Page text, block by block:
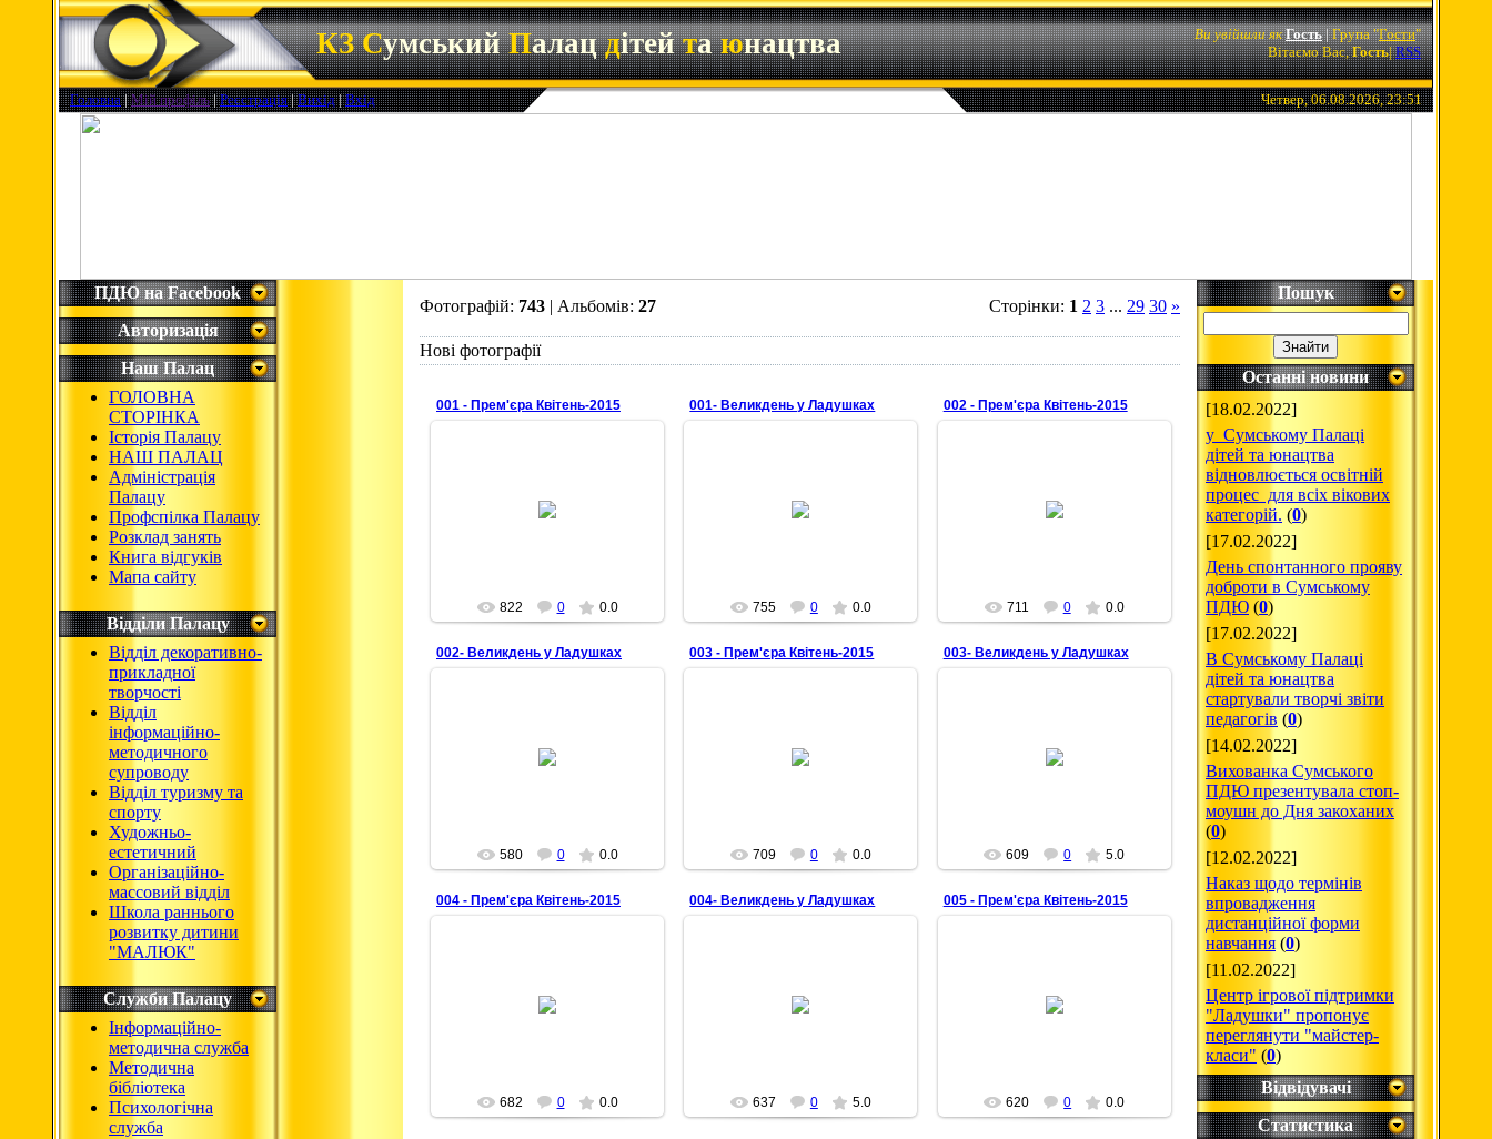
КЗ СумськийПалацдітейтаюнацтва Ви увійшли якГость|Група"Гости"
Вітаємо Вас,Гость|RSS
Головна|Мій профіль|Реєстрація|Вихід|Вхід Четвер, 06.08.2026, 23:51
ПДЮ на Facebook
Авторизація
Наш Палац
ГОЛОВНА
СТОРІНКА
Історія Палацу
НАШ ПАЛАЦ
Адміністрація
Палацу
Профспілка Палацу
Розклад занять
Книга відгуків
Мапа сайту
Відділи Палацу
Відділ декоративно-
прикладної
творчості
Відділ
інформаційно-
методичного
супроводу
Відділ туризму та
спорту
Художньо-
естетичний
Організаційно-
массовий відділ
Школа раннього
розвитку дитини
"МАЛЮК"
Служби Палацу
Інформаційно-
методична служба
Методична
бібліотека
Психологічна
служба
Фотографій: 743 | Альбомів: 27 Сторінки: 1 2 3 ... 29 30 »
Нові фотографії
001 - Прем'єра Квітень-2015
822 0 0.0
001- Великдень у Ладушках
755 0 0.0
002 - Прем'єра Квітень-2015
711 0 0.0
002- Великдень у Ладушках
580 0 0.0
003 - Прем'єра Квітень-2015
709 0 0.0
003- Великдень у Ладушках
609 0 5.0
004 - Прем'єра Квітень-2015
682 0 0.0
004- Великдень у Ладушках
637 0 5.0
005 - Прем'єра Квітень-2015
620 0 0.0
Пошук
Останні новини
[18.02.2022]
у Сумському Палаці
дітей та юнацтва
відновлюється освітній
процес для всіх вікових
категорій. (0)
[17.02.2022]
День спонтанного прояву
доброти в Сумському
ПДЮ (0)
[17.02.2022]
В Сумському Палаці
дітей та юнацтва
стартували творчі звіти
педагогів (0)
[14.02.2022]
Вихованка Сумського
ПДЮ презентувала стоп-
моушн до Дня закоханих
(0)
[12.02.2022]
Наказ щодо термінів
впровадження
дистанційної форми
навчання (0)
[11.02.2022]
Центр ігрової підтримки
"Ладушки" пропонує
переглянути "майстер-
класи" (0)
Відвідувачі
Статистика